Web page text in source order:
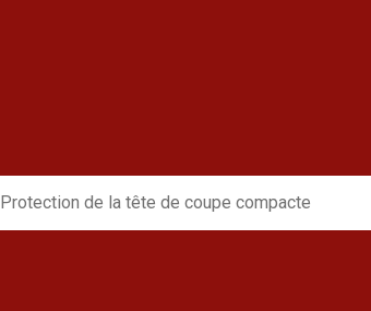
Protection de la tête de coupe compacte